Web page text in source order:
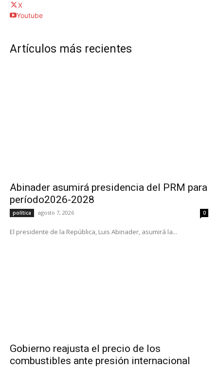
X
Youtube
Artículos más recientes
Abinader asumirá presidencia del PRM para
período2026-2028
política agosto 7, 2026 0
El presidente de la República, Luis Abinader, asumirá la...
Gobierno reajusta el precio de los
combustibles ante presión internacional